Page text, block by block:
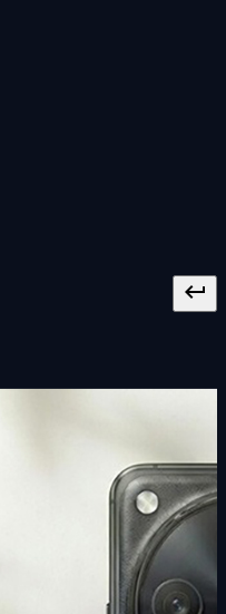
keyboard_return